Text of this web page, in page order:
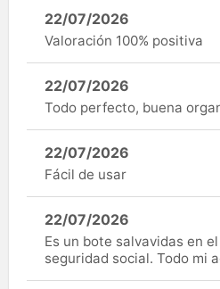
22/07/2026
Valoración 100% positiva
22/07/2026
Todo perfecto, buena
22/07/2026
Fácil de usar
22/07/2026
Es un bote salvavidas en
seguridad social. Todo mi